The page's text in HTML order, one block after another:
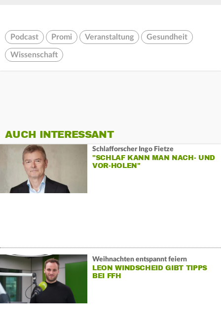
Podcast Promi Veranstaltung Gesundheit
Wissenschaft
AUCH INTERESSANT
Schlafforscher Ingo Fietze
"SCHLAF KANN MAN NACH- UND
VOR-HOLEN"
Weihnachten entspannt feiern
LEON WINDSCHEID GIBT TIPPS
BEI FFH